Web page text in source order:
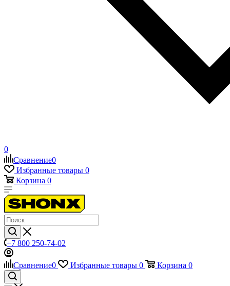
0
Сравнение0
Избранные товары 0
Корзина 0
+7 800 250-74-02
Сравнение0 Избранные товары 0 Корзина 0